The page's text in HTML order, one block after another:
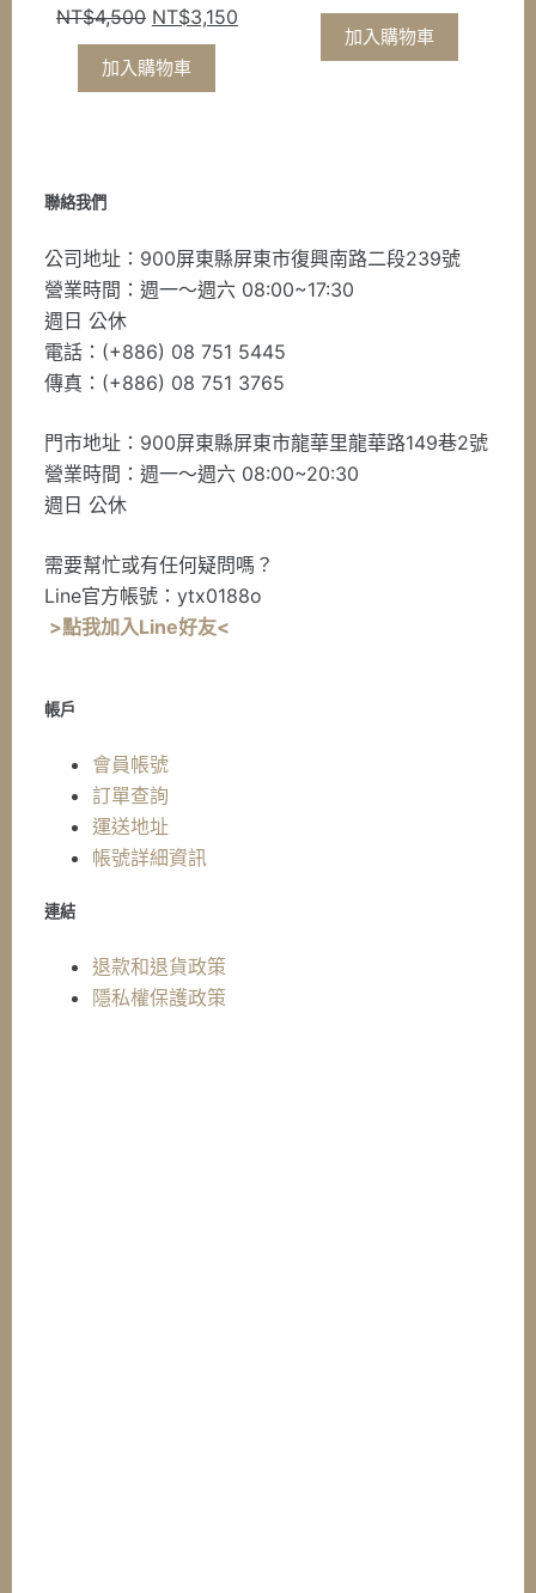
NT$4,500 原
始
價
NT$3,150目
加入購物車
加入購物車
聯絡我們
公司地址：900屏東縣屏東市復興南路二段239號
營業時間：週一～週六 08:00~17:30
週日 公休
電話：(+886) 08 751 5445
傳真：(+886) 08 751 3765
門市地址：900屏東縣屏東市龍華里龍華路149巷2號
營業時間：週一～週六 08:00~20:30
週日 公休
需要幫忙或有任何疑問嗎？
Line官方帳號：ytx0188o
>點我加入Line好友<
帳戶
會員帳號
訂單查詢
運送地址
帳號詳細資訊
連結
退款和退貨政策
隱私權保護政策